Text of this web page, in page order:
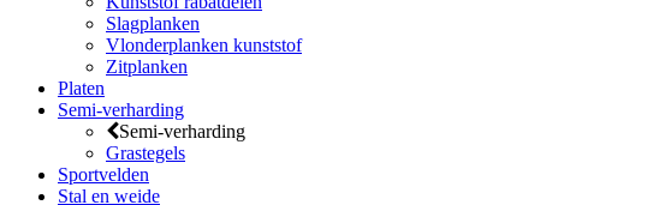
Slagplanken
Vlonderplanken kunststof
Zitplanken
Platen
Semi-verharding
Semi-verharding
Grastegels
Sportvelden
Stal en weide